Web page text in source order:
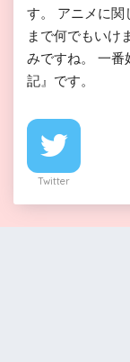
す。 アニメに関
まで何でもいけ
みですね。 一番
記』です。
Twitter